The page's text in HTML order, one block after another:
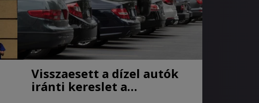
Visszaesett a dízel autók
iránti kereslet a